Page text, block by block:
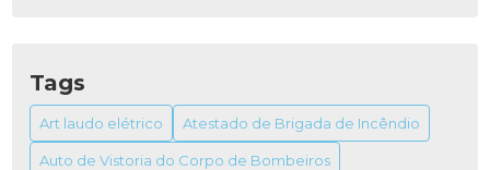
PRECISA SABER
ALVARÁ DO BOMBEIRO: COMO OBTER E SUA
IMPORTÂNCIA
Tags
Art laudo elétrico Atestado de Brigada de Incêndio
Auto de Vistoria do Corpo de Bombeiros